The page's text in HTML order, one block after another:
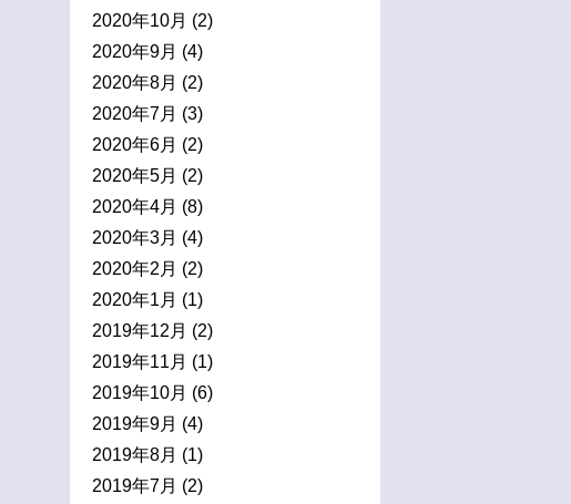
2020年10月 (2)
2020年9月 (4)
2020年8月 (2)
2020年7月 (3)
2020年6月 (2)
2020年5月 (2)
2020年4月 (8)
2020年3月 (4)
2020年2月 (2)
2020年1月 (1)
2019年12月 (2)
2019年11月 (1)
2019年10月 (6)
2019年9月 (4)
2019年8月 (1)
2019年7月 (2)